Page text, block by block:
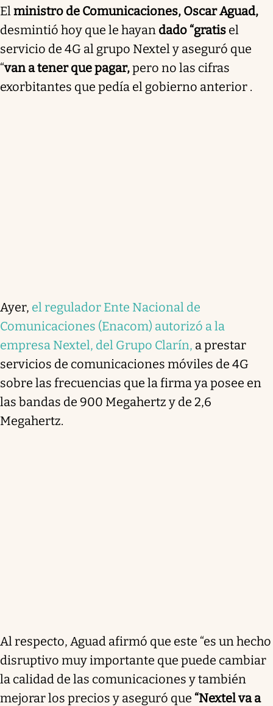
Elministro de Comunicaciones, Oscar Aguad,
desmintió hoy que le hayan dado “gratis el
servicio de 4G al grupo Nextel y aseguró que
“van a tener que pagar,pero no las cifras
exorbitantes que pedía el gobierno anterior .
Ayer, el regulador Ente Nacional de
Comunicaciones (Enacom) autorizó a la
empresa Nextel, del Grupo Clarín, a prestar
servicios de comunicaciones móviles de 4G
sobre las frecuencias que la firma ya posee en
las bandas de 900 Megahertz y de 2,6
Megahertz.
Al respecto, Aguad afirmó que este “es un hecho
disruptivo muy importante que puede cambiar
la calidad de las comunicaciones y también
mejorar los precios y aseguró que “Nextel va a